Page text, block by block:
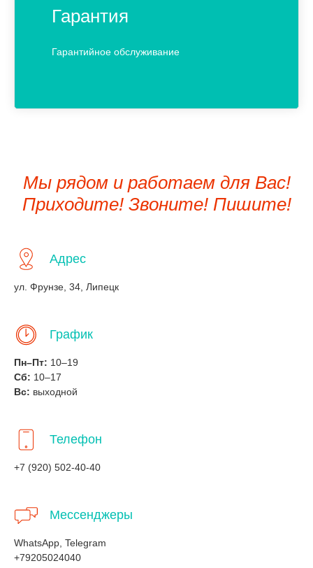
Гарантия
Гарантийное обслуживание
Мы рядом и работаем для Вас!
Приходите! Звоните! Пишите!
Адрес
ул. Фрунзе, 34, Липецк
График
Пн–Пт: 10–19
Сб: 10–17
Вс: выходной
Телефон
+7 (920) 502-40-40
Мессенджеры
WhatsApp, Telegram
+79205024040